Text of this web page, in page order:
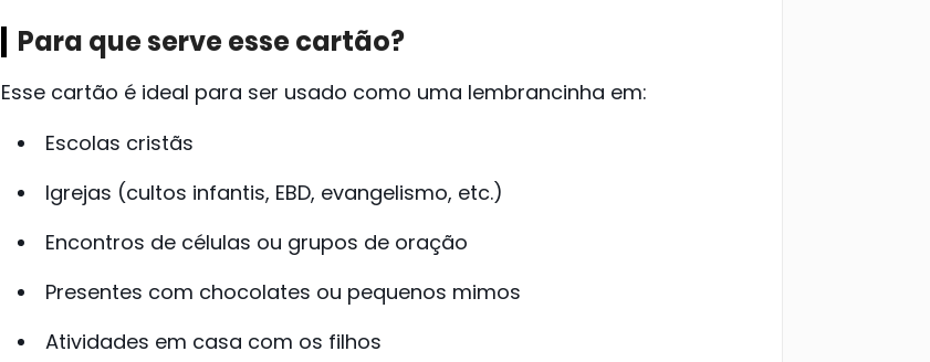
Para que serve esse cartão?
Esse cartão é ideal para ser usado como uma lembrancinha em:
Escolas cristãs
Igrejas (cultos infantis, EBD, evangelismo, etc.)
Encontros de células ou grupos de oração
Presentes com chocolates ou pequenos mimos
Atividades em casa com os filhos